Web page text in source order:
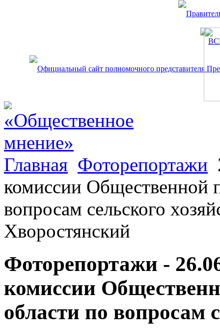
Главная Фоторепортажи
комиссии Общественной
вопросам сельского
Хворостянский
Фоторепортажи -
комиссии
области по вопросам